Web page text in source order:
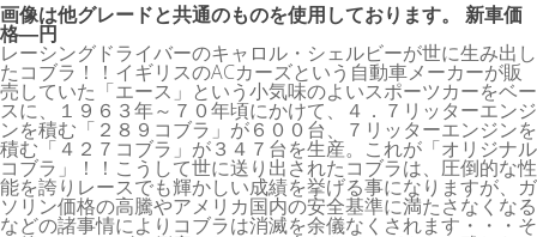
画像は他グレードと共通のものを使用しております。 新車価
格―円
レーシングドライバーのキャロル・シェルビーが世に生み出し
たコブラ！！イギリスのACカーズという自動車メーカーが販
売していた「エース」という小気味のよいスポーツカーをベー
スに、１９６３年～７０年頃にかけて、４．７リッターエンジ
ンを積む「２８９コブラ」が６００台、７リッターエンジンを
積む「４２７コブラ」が３４７台を生産。これが「オリジナル
コブラ」！！こうして世に送り出されたコブラは、圧倒的な性
能を誇りレースでも輝かしい成績を挙げる事になりますが、ガ
ソリン価格の高騰やアメリカ国内の安全基準に満たさなくなる
などの諸事情によりコブラは消滅を余儀なくされます・・・そ